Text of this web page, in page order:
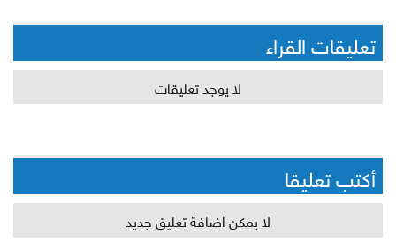
تعليقات القراء
لا يوجد تعليقات
أكتب تعليقا
لا يمكن اضافة تعليق جديد